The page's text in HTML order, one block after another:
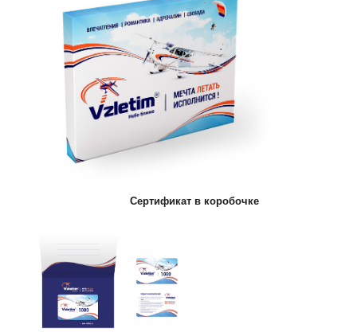
Сертификат в коробочке